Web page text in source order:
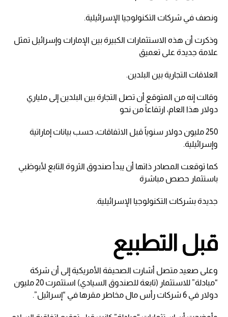
ونصف في شركات التكنولوجيا الإسرائيلية.
وذكرت أن هذه الاستثمارات الكبيرة بين الإمارات وإسرائيل تمثل
علامة جديدة على تعميق
العلاقات التجارية بين البلدين.
وقالت إنه من المتوقع أن تصل التجارة بين البلدين إلى ملياري
دولار هذا العام، ارتفاعاً من نحو
250 مليون دولار سنوياً قبل الاتفاقات، حسب بيانات إماراتية
وإسرائيلية.
كما توقعت المصادر ذاتها أن يبدأ صندوق الثروة التابع لأبوظبي
باستثمار حصص مباشرة
جديدة بشركات التكنولوجيا الإسرائيلية.
قبل التطبيع
وعلى صعيد متصل أشارت الصحيفة الأمريكية إلى أن شركة
“مبادلة” للاستثمار (تابعة للصندوق السيادي) استثمرت 20 مليون
دولار في 6 شركات رأس مال مخاطر مقرها في “إسرائيل”.